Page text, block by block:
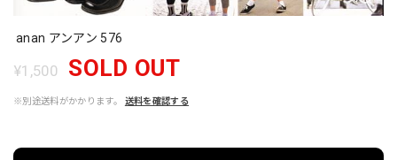
anan アンアン 576
¥1,500 SOLD OUT
※別途送料がかかります。 送料を確認する